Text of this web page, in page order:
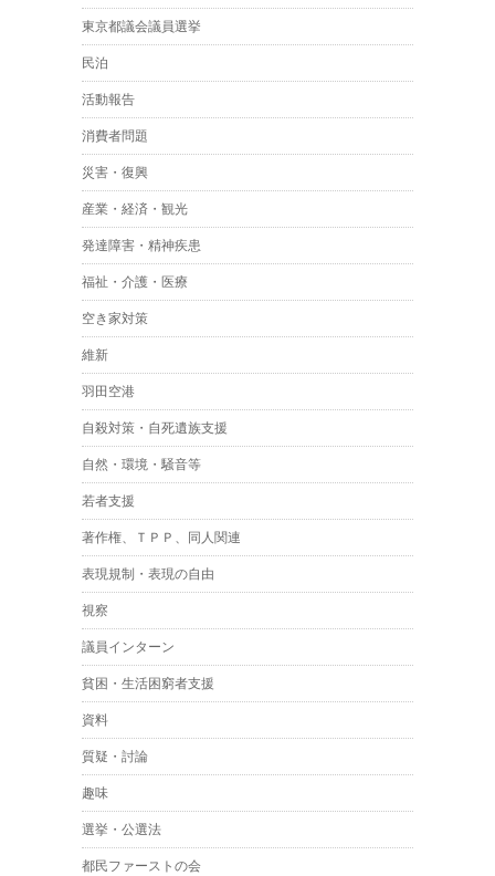
東京都議会議員選挙
民泊
活動報告
消費者問題
災害・復興
産業・経済・観光
発達障害・精神疾患
福祉・介護・医療
空き家対策
維新
羽田空港
自殺対策・自死遺族支援
自然・環境・騒音等
若者支援
著作権、ＴＰＰ、同人関連
表現規制・表現の自由
視察
議員インターン
貧困・生活困窮者支援
資料
質疑・討論
趣味
選挙・公選法
都民ファーストの会